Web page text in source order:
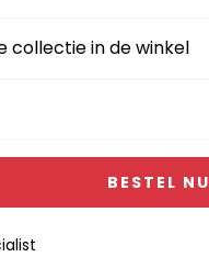
collectie in de winkel
BESTEL NU